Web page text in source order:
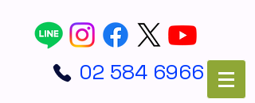
02 584 6966